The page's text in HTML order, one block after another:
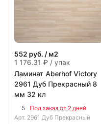
552 руб. / м2
1 176.31 ₽ / упак
Ламинат Aberhof Victory
2961 Дуб Прекрасный 8
мм 32 кл
5
Под заказ от 2 дней
Арт. 2961 Дуб Прекрасный